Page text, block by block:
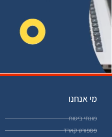
מי אנחנו
מונחי ביטוח
פספורט קארד